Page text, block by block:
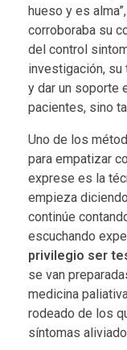
hueso y es
corroboraba su
del control
investigación, su
y dar un soporte
pacientes, sino
Uno de los
para empatizar
exprese es la
empieza
continúe
escuchando
privilegio ser
se van
medicina
rodeado de los
síntomas